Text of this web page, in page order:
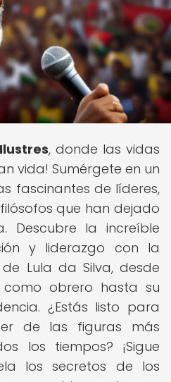
, donde las vidas
vida! Sumérgete en un
fascinantes de líderes,
que han dejado
Descubre la increíble
y liderazgo con la
Lula da Silva, desde
como obrero hasta su
¿Estás listo para
de las figuras más
los tiempos? ¡Sigue
los secretos de los